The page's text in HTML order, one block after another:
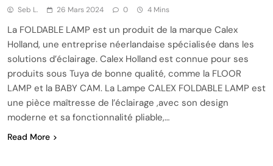
Seb L. 26 Mars 2024 0 4 Mins
La FOLDABLE LAMP est un produit de la marque Calex
Holland, une entreprise néerlandaise spécialisée dans les
solutions d’éclairage. Calex Holland est connue pour ses
produits sous Tuya de bonne qualité, comme la FLOOR
LAMP et la BABY CAM. La Lampe CALEX FOLDABLE LAMP est
une pièce maîtresse de l’éclairage ,avec son design
moderne et sa fonctionnalité pliable,…
Read More